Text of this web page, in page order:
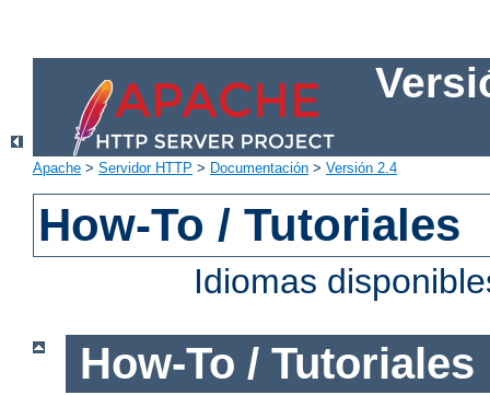
Apache > Servidor HTTP > Documentación > Versión 2.4
How-To / Tutoriales
Idiomas
How-To / Tutoriales